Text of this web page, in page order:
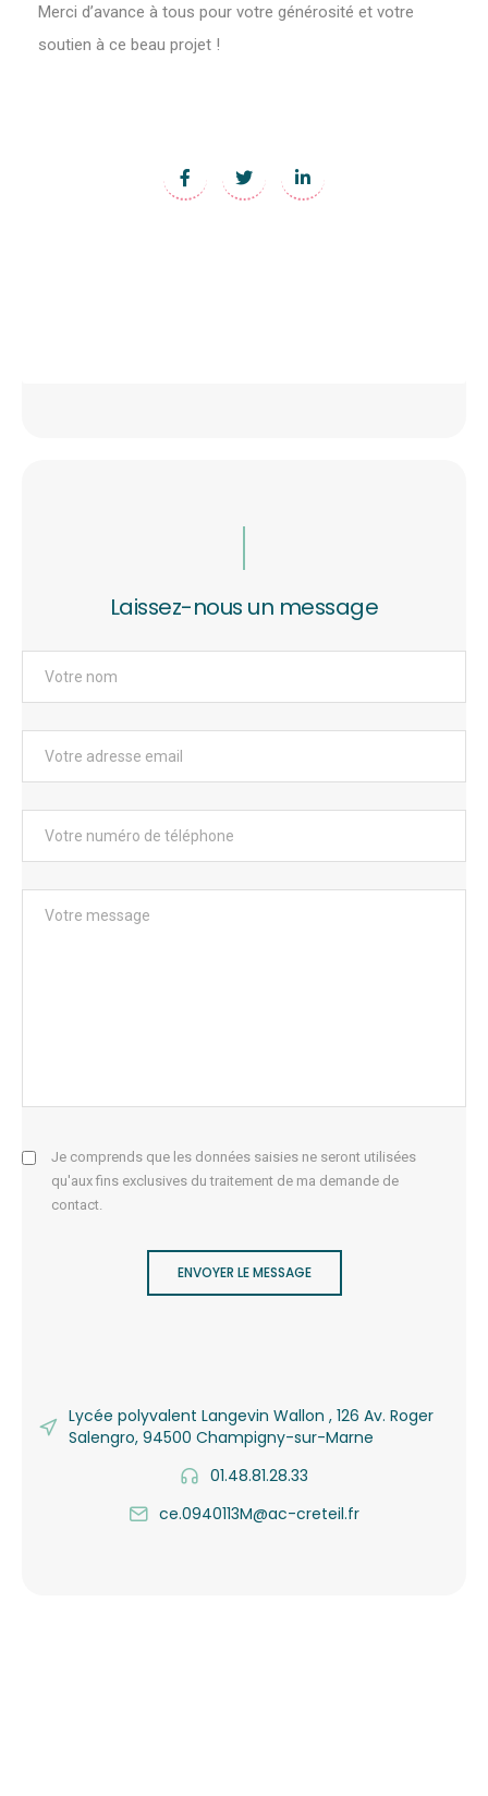
Merci d’avance à tous pour votre générosité et votre
soutien à ce beau projet !
Laissez-nous un message
Je comprends que les données saisies ne seront utilisées
qu'aux fins exclusives du traitement de ma demande de
contact.
ENVOYER LE MESSAGE
Lycée polyvalent Langevin Wallon , 126 Av. Roger
Salengro, 94500 Champigny-sur-Marne
01.48.81.28.33
ce.0940113M@ac-creteil.fr